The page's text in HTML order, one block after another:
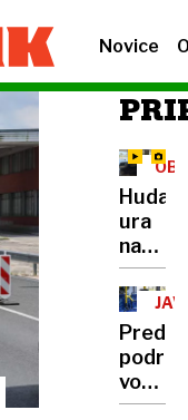
Novice
Huda
ura
na
V
zalilo
šolo,
zaprte
LPP.